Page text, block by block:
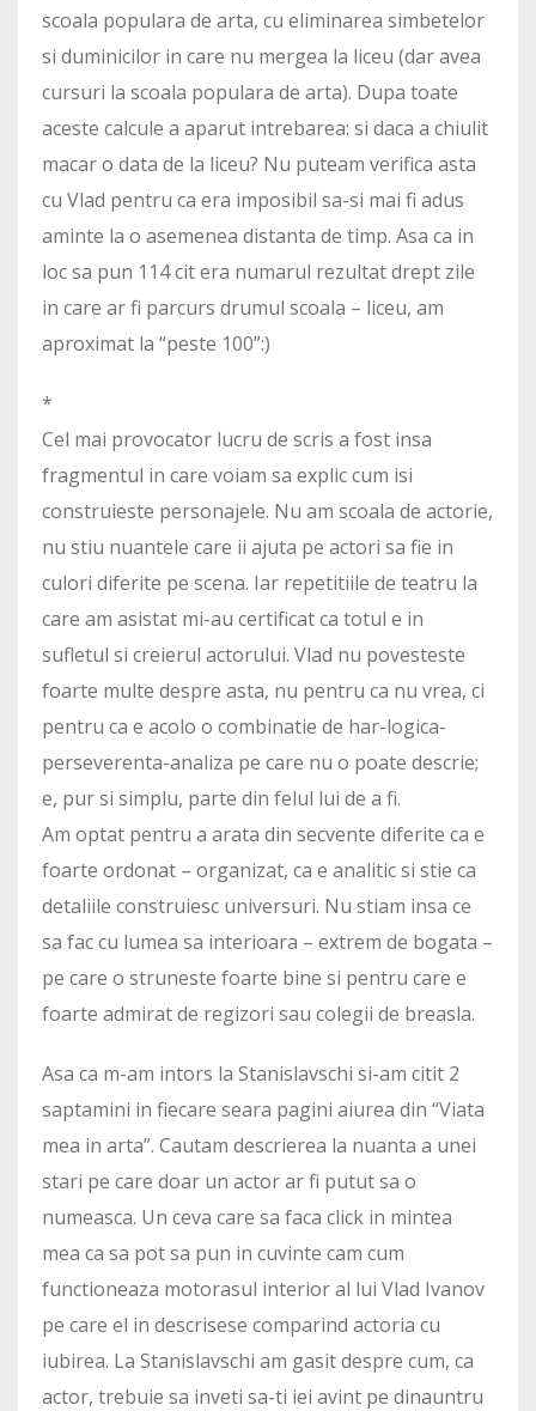
scoala populara de arta, cu eliminarea simbetelor
si duminicilor in care nu mergea la liceu (dar avea
cursuri la scoala populara de arta). Dupa toate
aceste calcule a aparut intrebarea: si daca a chiulit
macar o data de la liceu? Nu puteam verifica asta
cu Vlad pentru ca era imposibil sa-si mai fi adus
aminte la o asemenea distanta de timp. Asa ca in
loc sa pun 114 cit era numarul rezultat drept zile
in care ar fi parcurs drumul scoala – liceu, am
aproximat la “peste 100”:)
*
Cel mai provocator lucru de scris a fost insa
fragmentul in care voiam sa explic cum isi
construieste personajele. Nu am scoala de actorie,
nu stiu nuantele care ii ajuta pe actori sa fie in
culori diferite pe scena. Iar repetitiile de teatru la
care am asistat mi-au certificat ca totul e in
sufletul si creierul actorului. Vlad nu povesteste
foarte multe despre asta, nu pentru ca nu vrea, ci
pentru ca e acolo o combinatie de har-logica-
perseverenta-analiza pe care nu o poate descrie;
e, pur si simplu, parte din felul lui de a fi.
Am optat pentru a arata din secvente diferite ca e
foarte ordonat – organizat, ca e analitic si stie ca
detaliile construiesc universuri. Nu stiam insa ce
sa fac cu lumea sa interioara – extrem de bogata –
pe care o struneste foarte bine si pentru care e
foarte admirat de regizori sau colegii de breasla.
Asa ca m-am intors la Stanislavschi si-am citit 2
saptamini in fiecare seara pagini aiurea din “Viata
mea in arta”. Cautam descrierea la nuanta a unei
stari pe care doar un actor ar fi putut sa o
numeasca. Un ceva care sa faca click in mintea
mea ca sa pot sa pun in cuvinte cam cum
functioneaza motorasul interior al lui Vlad Ivanov
pe care el in descrisese comparind actoria cu
iubirea. La Stanislavschi am gasit despre cum, ca
actor, trebuie sa inveti sa-ti iei avint pe dinauntru